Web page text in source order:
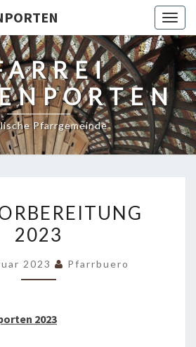
Pfarrgemeinde
2023
2023
2023 Pfarrbuero
2023